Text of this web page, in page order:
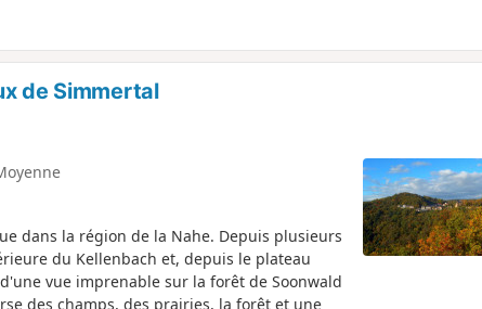
de Simmertal
dans la région de la Nahe. Depuis plusieurs
du Kellenbach et, depuis le plateau
vue imprenable sur la forêt de Soonwald
des champs, des prairies, la forêt et une